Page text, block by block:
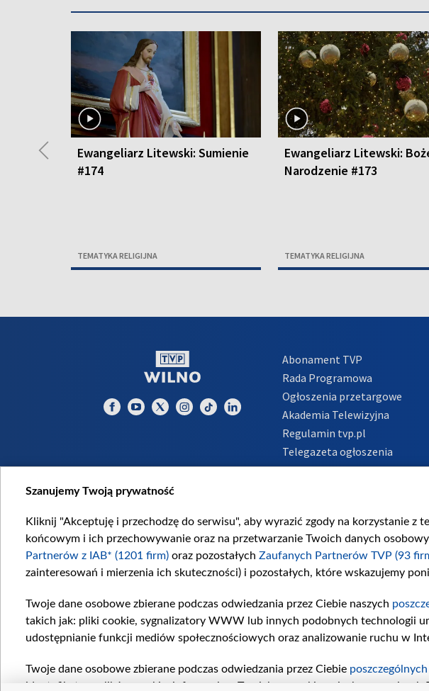
Ewangeliarz Litewski: Sumienie
#174
TEMATYKA RELIGIJNA
Ewangeliarz Litewski:
Narodzenie #173
TEMATYKA RELIGIJNA
◀
Abonament TVP
Rada Programowa
Ogłoszenia przetargowe
Akademia Telewizyjna
Regulamin tvp.pl
Telegazeta ogłoszenia
Informacje o nadawcy
Szanujemy Twoją prywatność
Kliknij "Akceptuję i przechodzę do serwisu", aby wyrazić zgody na korzystanie
końcowym i ich przechowywanie oraz na przetwarzanie Twoich danych
Partnerów z IAB* (1201 firm) oraz pozostałych Zaufanych Partnerów TVP (93
zainteresowań i mierzenia ich skuteczności) i pozostałych, które wskazujemy
Twoje dane osobowe zbierane podczas odwiedzania przez Ciebie naszych
takich jak: pliki cookie, sygnalizatory WWW lub innych podobnych technologii
udostępnianie funkcji mediów społecznościowych oraz analizowanie ruchu w
Twoje dane osobowe zbierane podczas odwiedzania przez Ciebie
identyfikatory plików cookie, informacje o Twoich wyszukiwaniach w serwisach